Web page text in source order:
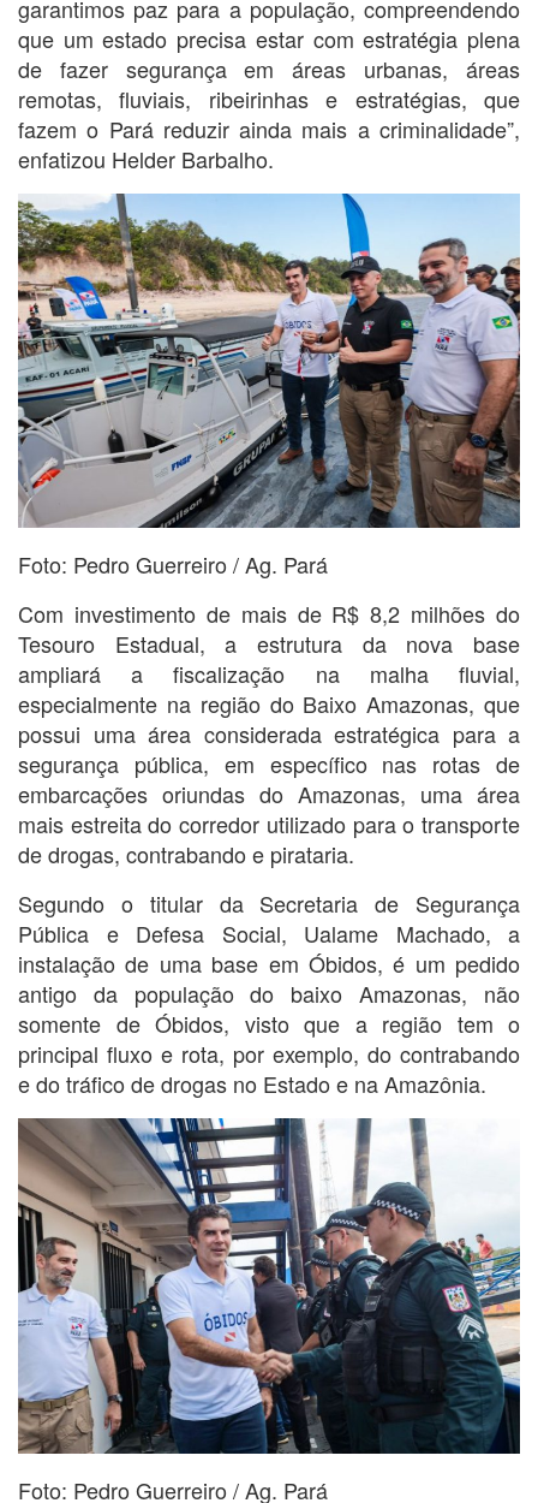
garantimos paz para a população, compreendendo
que um estado precisa estar com estratégia plena
de fazer segurança em áreas urbanas, áreas
remotas, fluviais, ribeirinhas e estratégias, que
fazem o Pará reduzir ainda mais a criminalidade”,
enfatizou Helder Barbalho.
Foto: Pedro Guerreiro / Ag. Pará
Com investimento de mais de R$ 8,2 milhões do
Tesouro Estadual, a estrutura da nova base
ampliará a fiscalização na malha fluvial,
especialmente na região do Baixo Amazonas, que
possui uma área considerada estratégica para a
segurança pública, em específico nas rotas de
embarcações oriundas do Amazonas, uma área
mais estreita do corredor utilizado para o transporte
de drogas, contrabando e pirataria.
Segundo o titular da Secretaria de Segurança
Pública e Defesa Social, Ualame Machado, a
instalação de uma base em Óbidos, é um pedido
antigo da população do baixo Amazonas, não
somente de Óbidos, visto que a região tem o
principal fluxo e rota, por exemplo, do contrabando
e do tráfico de drogas no Estado e na Amazônia.
Foto: Pedro Guerreiro / Ag. Pará